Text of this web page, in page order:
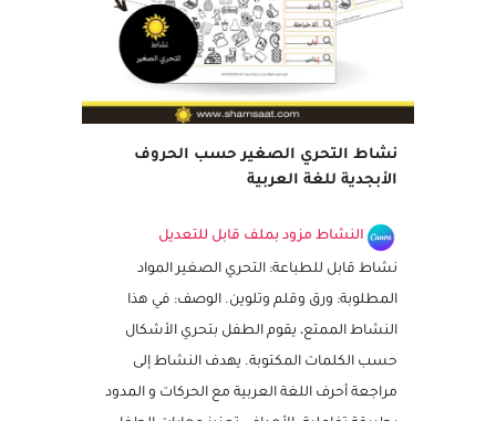
نشاط التحري الصغير حسب الحروف
الأبجدية للغة العربية
النشاط مزود بملف قابل للتعديل
نشاط قابل للطباعة: التحري الصغير المواد
المطلوبة: ورق وقلم وتلوين. الوصف: في هذا
النشاط الممتع، يقوم الطفل بتحري الأشكال